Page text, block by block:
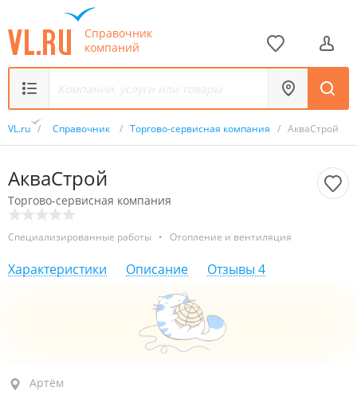
Справочник
компаний
VL.ru / Справочник / Торгово-сервисная компания / АкваСтрой
АкваСтрой
Торгово-сервисная компания
Специализированные работы • Отопление и вентиляция
Характеристики Описание Отзывы 4
Артём, ул. Фрунзе, 45 стр. 9
Артём